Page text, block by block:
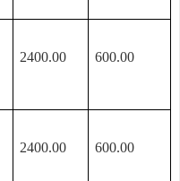
2400.00 600.00
2400.00 600.00